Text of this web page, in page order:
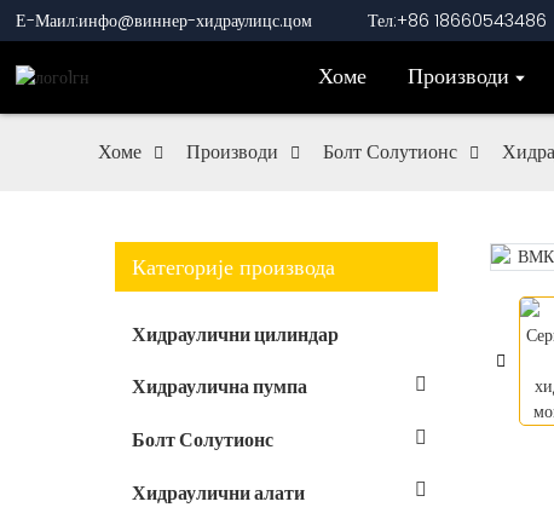
Е-Маил:инфо@виннер-хидраулицс.цом Тел:+86 18660543486
Хоме Производи
Хоме Производи Болт Солутионс
Категорије производа
Хидраулични цилиндар
Хидраулична пумпа
Болт Солутионс
Хидраулични алати
Loading...
Loading...